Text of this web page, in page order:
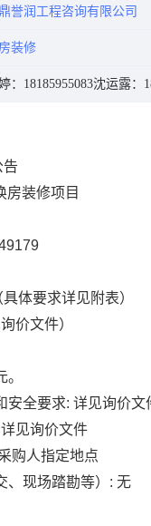
誉润工程咨询有限公司
装修
：18185955083沈运露：
告
房装修项目
具体要求详见附表）
价文件）
。
安全要求: 详见询价文
详见询价文件
购人指定地点
现场踏勘等） : 无